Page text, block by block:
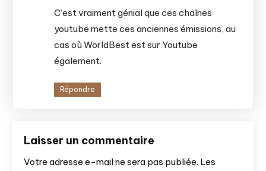
C’est vraiment génial que ces chaînes
youtube mette ces anciennes émissions, au
cas où WorldBest est sur Youtube
également.
Répondre
Laisser un commentaire
Votre adresse e-mail ne sera pas publiée. Les